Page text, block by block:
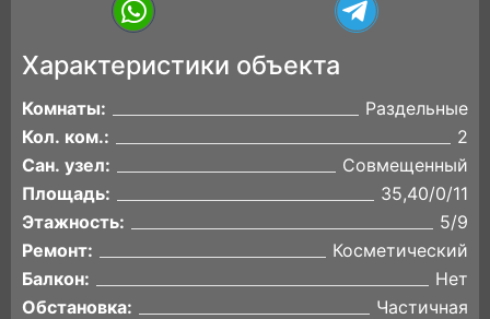
Характеристики объекта
Комнаты:
Раздельные
Кол. ком.:
2
Сан. узел:
Совмещенный
Площадь:
35,40/0/11
Этажность:
5/9
Ремонт:
Косметический
Балкон:
Нет
Обстановка:
Частичная